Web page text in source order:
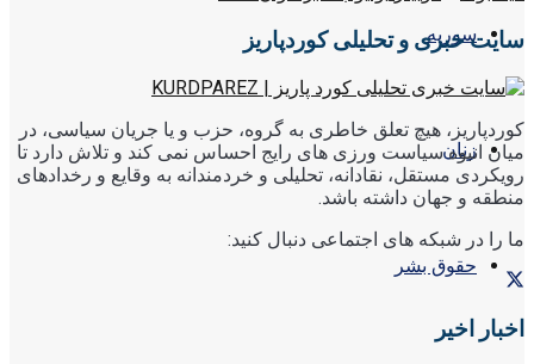
سوریه
زنان
حقوق بشر
سایت خبری و تحلیلی کوردپاریز
کوردپاریز، هیچ تعلق خاطری به گروه، حزب و یا جریان سیاسی، در
میان انبوه سیاست ورزی های رایج احساس نمی کند و تلاش دارد تا
رویکردی مستقل، نقادانه، تحلیلی و خردمندانه به وقایع و رخدادهای
منطقه و جهان داشته باشد.
ما را در شبکه های اجتماعی دنبال کنید:
اخبار اخیر